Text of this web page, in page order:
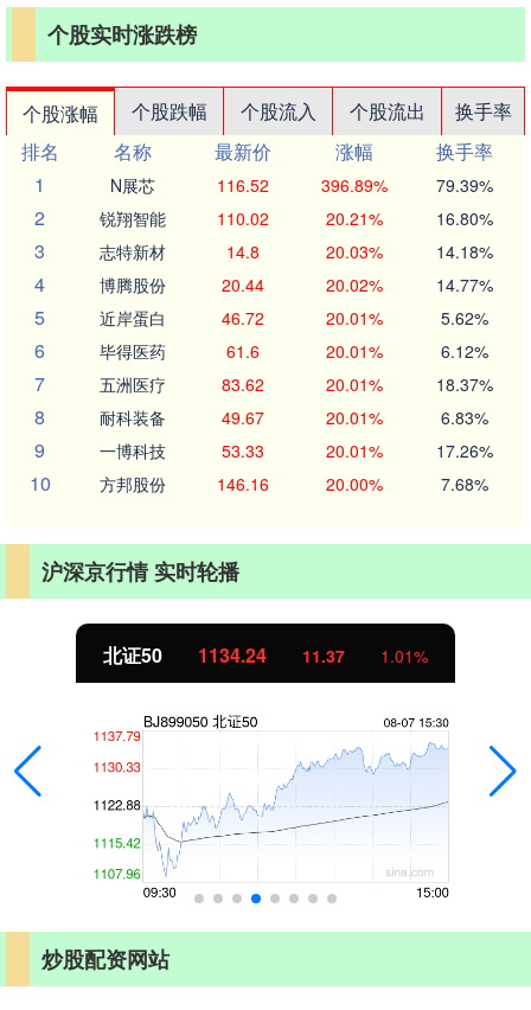
个股实时涨跌榜
个股涨幅 个股跌幅 个股流入 个股流出
换手率
排名
名称 最新价 涨幅
换手率
1
N展芯 116.52 396.89% 79.39%
2 锐翔智能 110.02 20.21% 16.80%
3 志特新材 14.8 20.03% 14.18%
4 博腾股份 20.44 20.02% 14.77%
5 近岸蛋白 46.72 20.01% 5.62%
6 毕得医药 61.6 20.01% 6.12%
7 五洲医疗 83.62 20.01% 18.37%
8 耐科装备 49.67 20.01% 6.83%
9 一博科技 53.33 20.01% 17.26%
10 方邦股份 146.16 20.00% 7.68%
沪深京行情 实时轮播
北证50 1134.24 11.37 1.01%
炒股配资网站